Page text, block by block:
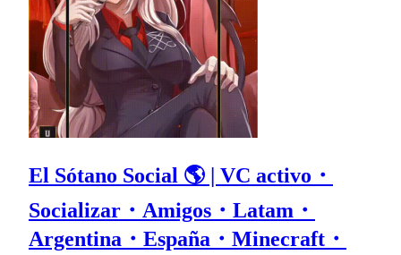
El Sótano Social 🌎 | VC activo・
Socializar・Amigos・Latam・
Argentina・España・Minecraft・